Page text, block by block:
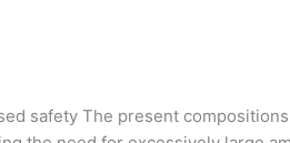
safety The present